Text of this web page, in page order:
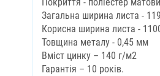
Загальна ширина листа -
Корисна ширина листа -
Товщина металу - 0,45 мм
Вміст цинку – 140 г/м2
Гарантія – 10 років.